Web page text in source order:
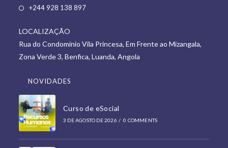
in
tab
+244 928 138 897Opens
new
tab
LOCALIZAÇÃO
Rua do Condomínio Vila Princesa, Em Frente ao Mizangala,
Zona Verde 3, Benfica, Luanda, Angola
NOVIDADES
Curso de eSocial
3 DE AGOSTO DE 2026 / 0 COMMENTS